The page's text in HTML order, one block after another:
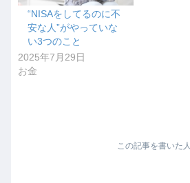
“NISAをしてるのに不
安な人”がやっていな
い3つのこと
2025年7月29日
お金
この記事を書いた人